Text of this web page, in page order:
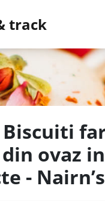
track
ovaz
- Nairn’s